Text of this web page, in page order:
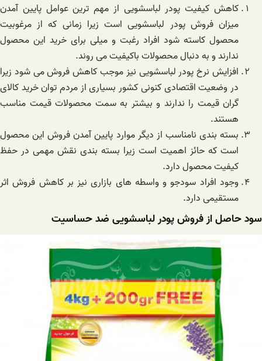
کاهش کیفیت پودر لباسشویی از مهم ترین عوامل پایین آمدن
میزان فروش پودر لباسشویی است زیرا زمانی که از مرغوبیت
محصول کاسته شود افراد رغبت و میلی برای خرید این محصول
ندارند و به دنبال محصولات باکیفیت می روند.
افزایش نرخ پودر لباسشویی نیز موجب کاهش فروش می شود زیرا
در وضعیت اقتصادی کنونی کشور بسیاری از مردم توان خرید کالای
گران قیمت را ندارند و بیشتر به سمت محصولات قیمت مناسب
هستند.
بسته بندی نامناسب از دیگر موارد پایین آمدن فروش این محصول
است که حائز اهمیت است ‌زیرا بسته بندی نقش مهمی در حفظ
کیفیت محصول دارد.
وجود افراد سودجو و واسطه های بازاری نیز بر کاهش فروش اثر
مستقیمی دارد.
سود حاصل از فروش پودر لباسشویی ضد حساسیت